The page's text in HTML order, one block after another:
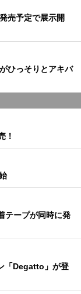
売予定で展示開
ひっそりとアキバ
！
テープが同時に発
「Degatto」が登